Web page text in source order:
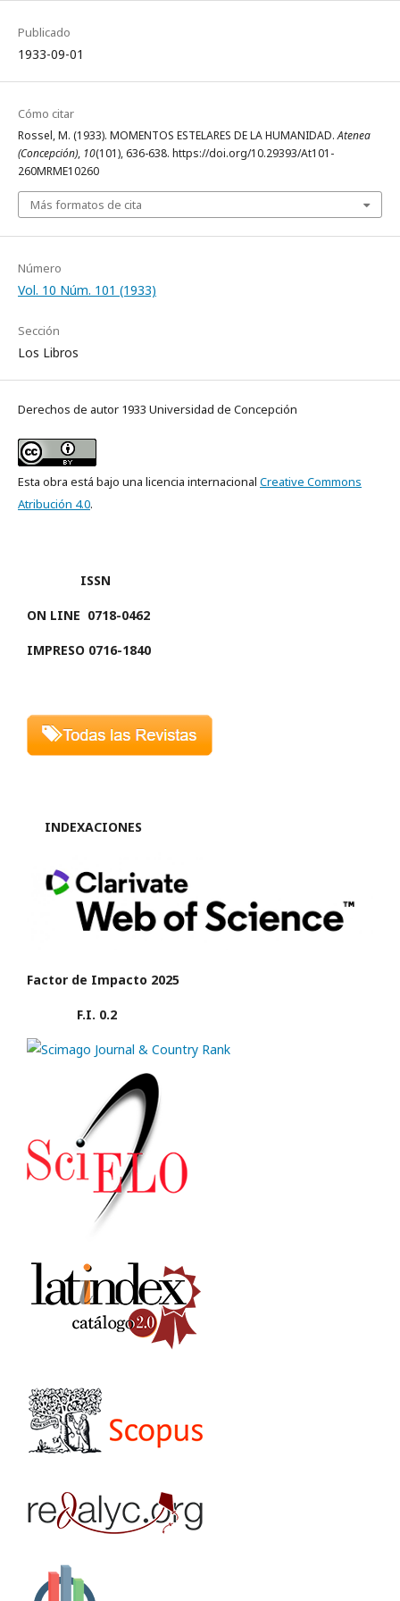
Publicado
1933-09-01
Cómo citar
Rossel, M. (1933). MOMENTOS ESTELARES DE LA HUMANIDAD.Atenea
(Concepción), 10(101), 636-638. https://doi.org/10.29393/At101-
260MRME10260
Más formatos de cita
Número
Vol. 10 Núm. 101 (1933)
Sección
Los Libros
Derechos de autor 1933 Universidad de Concepción
Esta obra está bajo una licencia internacional Creative Commons
Atribución 4.0.
ISSN
ON LINE 0718-0462
IMPRESO 0716-1840
INDEXACIONES
Factor de Impacto 2025
F.I. 0.2